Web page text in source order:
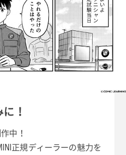
！
中！
正規ディーラーの魅力を